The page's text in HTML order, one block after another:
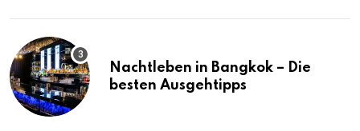
Nachtleben in Bangkok – Die
besten Ausgehtipps